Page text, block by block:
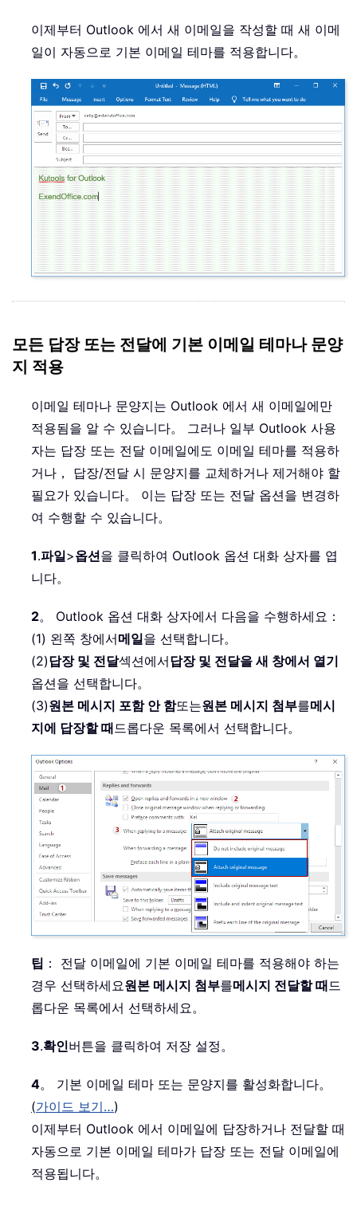
이제부터 Outlook 에서 새 이메일을 작성할 때 새 이메
일이 자동으로 기본 이메일 테마를 적용합니다。
모든 답장 또는 전달에 기본 이메일 테마나 문양
지 적용
이메일 테마나 문양지는 Outlook 에서 새 이메일에만
적용됨을 알 수 있습니다。 그러나 일부 Outlook 사용
자는 답장 또는 전달 이메일에도 이메일 테마를 적용하
거나， 답장/전달 시 문양지를 교체하거나 제거해야 할
필요가 있습니다。 이는 답장 또는 전달 옵션을 변경하
여 수행할 수 있습니다。
1.파일>옵션을 클릭하여 Outlook 옵션 대화 상자를 엽
니다。
2。 Outlook 옵션 대화 상자에서 다음을 수행하세요：
(1) 왼쪽 창에서메일을 선택합니다。
(2)답장 및 전달섹션에서답장 및 전달을 새 창에서 열기
옵션을 선택합니다。
(3)원본 메시지 포함 안 함또는원본 메시지 첨부를메시
지에 답장할 때드롭다운 목록에서 선택합니다。
팁 ： 전달 이메일에 기본 이메일 테마를 적용해야 하는
경우 선택하세요원본 메시지 첨부를메시지 전달할 때드
롭다운 목록에서 선택하세요。
3.확인버튼을 클릭하여 저장 설정。
4。 기본 이메일 테마 또는 문양지를 활성화합니다。
(가이드 보기…)
이제부터 Outlook 에서 이메일에 답장하거나 전달할 때
자동으로 기본 이메일 테마가 답장 또는 전달 이메일에
적용됩니다。